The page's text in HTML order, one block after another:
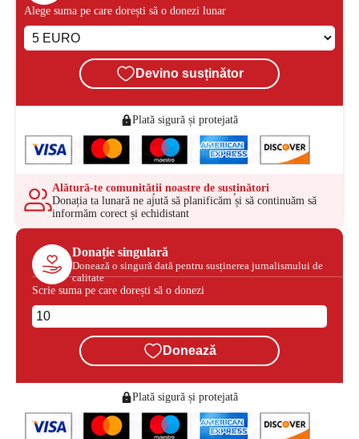
Alege suma pe care dorești să o donezi lunar
Devino susținător
Plată sigură și protejată
Alătură-te comunității noastre de susținători
Donația ta lunară ne ajută să planificăm și să continuăm să
informăm corect și echidistant
Donație singulară
Donează o singură dată pentru susținerea jurnalismului de
calitate
Scrie suma pe care dorești să o donezi
Donează
Plată sigură și protejată